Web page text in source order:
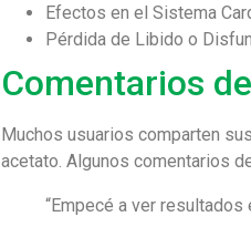
Efectos en el Sistema
Pérdida de Libido o
Comentarios
Muchos usuarios comparten
acetato. Algunos comentarios
“Empecé a ver